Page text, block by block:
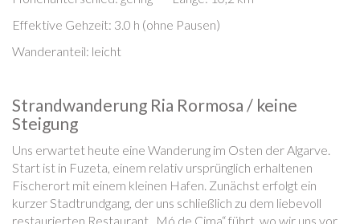
Effektive Gehzeit: 3.0 h (ohne Pausen)
Wanderanteil: leicht
Strandwanderung Ria Rormosa / keine
Steigung
Uns erwartet heute eine Wanderung im Osten der Algarve.
Start ist in Fuzeta, einem relativ ursprünglich erhaltenen
Fischerort mit einem kleinen Hafen. Zunächst erfolgt ein
kurzer Stadtrundgang, der uns schließlich zu dem liebevoll
restaurierten Restaurant „Mó de Cima“ führt, wo wir uns vor